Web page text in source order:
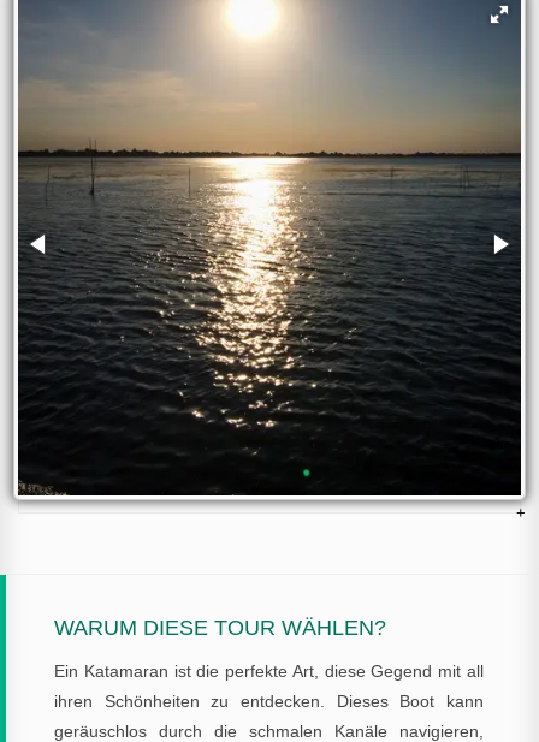
WARUM DIESE TOUR WÄHLEN?
Ein Katamaran ist die perfekte Art, diese Gegend mit all
ihren Schönheiten zu entdecken. Dieses Boot kann
geräuschlos durch die schmalen Kanäle navigieren,